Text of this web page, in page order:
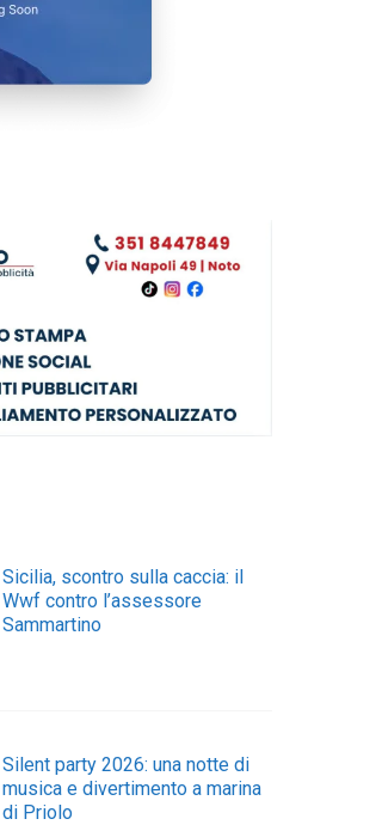
Sicilia, scontro sulla caccia: il
Wwf contro l’assessore
Sammartino
Silent party 2026: una notte di
musica e divertimento a marina
di Priolo